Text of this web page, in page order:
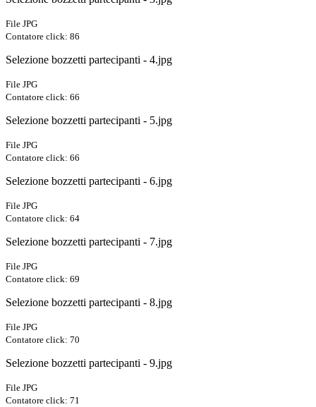
File JPG
Contatore click: 86
Selezione bozzetti partecipanti - 4.jpg
File JPG
Contatore click: 66
Selezione bozzetti partecipanti - 5.jpg
File JPG
Contatore click: 66
Selezione bozzetti partecipanti - 6.jpg
File JPG
Contatore click: 64
Selezione bozzetti partecipanti - 7.jpg
File JPG
Contatore click: 69
Selezione bozzetti partecipanti - 8.jpg
File JPG
Contatore click: 70
Selezione bozzetti partecipanti - 9.jpg
File JPG
Contatore click: 71